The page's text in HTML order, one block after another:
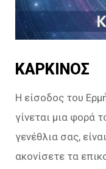
ΚΑΡΚΙΝΟΣ
Η είσοδος του
γίνεται μια φορά
γενέθλια σας,
ακονίσετε τα